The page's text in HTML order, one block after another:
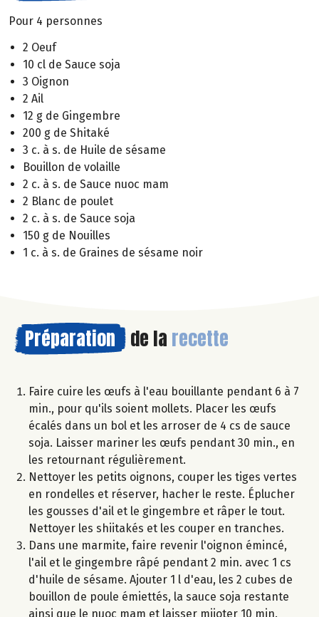
Pour 4 personnes
2 Oeuf
10 cl de Sauce soja
3 Oignon
2 Ail
12 g de Gingembre
200 g de Shitaké
3 c. à s. de Huile de sésame
Bouillon de volaille
2 c. à s. de Sauce nuoc mam
2 Blanc de poulet
2 c. à s. de Sauce soja
150 g de Nouilles
1 c. à s. de Graines de sésame noir
Préparation de la recette
Faire cuire les œufs à l'eau bouillante pendant 6 à 7
min., pour qu'ils soient mollets. Placer les œufs
écalés dans un bol et les arroser de 4 cs de sauce
soja. Laisser mariner les œufs pendant 30 min., en
les retournant régulièrement.
Nettoyer les petits oignons, couper les tiges vertes
en rondelles et réserver, hacher le reste. Éplucher
les gousses d'ail et le gingembre et râper le tout.
Nettoyer les shiitakés et les couper en tranches.
Dans une marmite, faire revenir l'oignon émincé,
l'ail et le gingembre râpé pendant 2 min. avec 1 cs
d'huile de sésame. Ajouter 1 l d'eau, les 2 cubes de
bouillon de poule émiettés, la sauce soja restante
ainsi que le nuoc mam et laisser mijoter 10 min.